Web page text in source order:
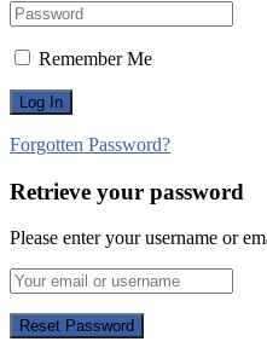
Remember Me
Forgotten Password?
Retrieve your password
Please enter your username or